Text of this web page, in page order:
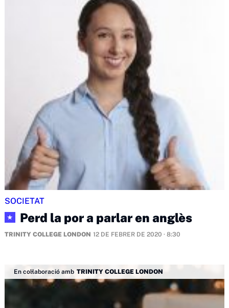
SOCIETAT
★ Perd la por a parlar en anglès
TRINITY COLLEGE LONDON 12 DE FEBRER DE 2020 · 8:30
En col·laboració amb TRINITY COLLEGE LONDON